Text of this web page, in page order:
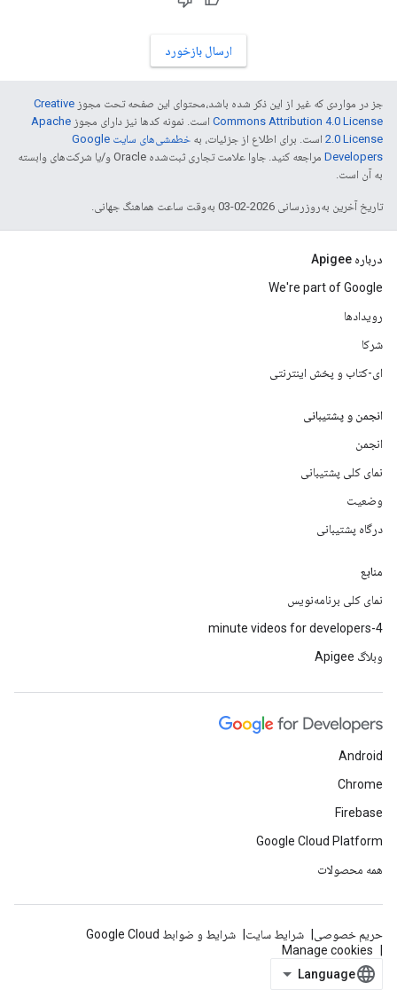
ارسال بازخورد
جز در مواردی که غیر از این ذکر شده باشد،‌محتوای این صفحه تحت مجوز Creative
Commons Attribution 4.0 License است. نمونه کدها نیز دارای مجوز Apache
2.0 License است. برای اطلاع از جزئیات، به
خطمشی‌های سایت Google
Developers‏
مراجعه کنید. جاوا علامت تجاری ثبت‌شده Oracle و/یا شرکت‌های وابسته
به آن است.
تاریخ آخرین به‌روزرسانی 2026-02-03 به‌وقت ساعت هماهنگ جهانی.
درباره Apigee
We're part of Google
رویدادها
شرکا
ای-کتاب و پخش اینترنتی
انجمن و پشتیبانی
انجمن
نمای کلی پشتیبانی
وضعیت
درگاه پشتیبانی
منابع
نمای کلی برنامه‌نویس
4-minute videos for developers
وبلاگ Apigee
Android
Chrome
Firebase
Google Cloud Platform
همه محصولات
حریم خصوصی شرایط سایت
شرایط و ضوابط Google Cloud
Manage cookies